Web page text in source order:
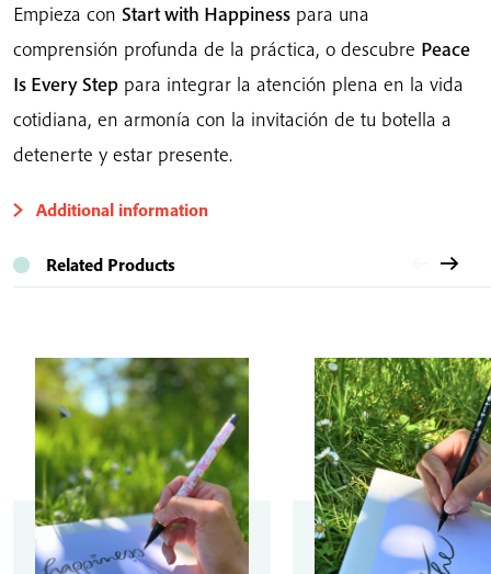
Empieza con Start with Happiness para una
comprensión profunda de la práctica, o descubre Peace
Is Every Step para integrar la atención plena en la vida
cotidiana, en armonía con la invitación de tu botella a
detenerte y estar presente.
Additional information
Related Products